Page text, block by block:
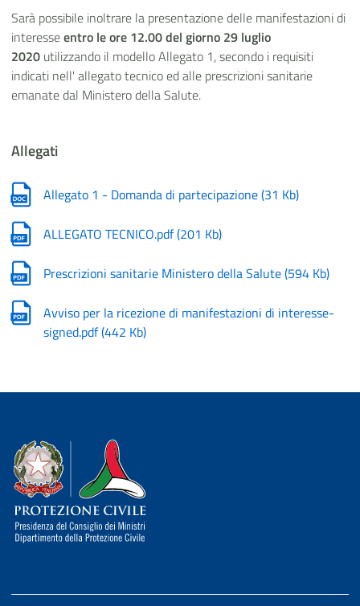
Sarà possibile inoltrare la presentazione delle manifestazioni di
interesseentro le ore 12.00 del giorno 29 luglio
2020 utilizzando il modello Allegato 1, secondo i requisiti
indicati nell' allegato tecnico ed alle prescrizioni sanitarie
emanate dal Ministero della Salute. ​
Allegati
Allegato 1 - Domanda di partecipazione(31 Kb)
ALLEGATO TECNICO.pdf(201 Kb)
Prescrizioni sanitarie Ministero della Salute(594 Kb)
Avviso per la ricezione di manifestazioni di interesse-
signed.pdf(442 Kb)
Dipartimento della Protezione Civile